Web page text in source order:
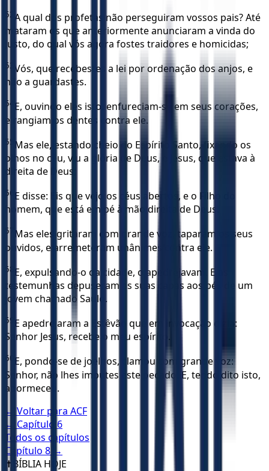
52 A qual dos profetas não perseguiram vossos pais? Até
mataram os que anteriormente anunciaram a vinda do
Justo, do qual vós agora fostes traidores e homicidas;
53 Vós, que recebestes a lei por ordenação dos anjos, e
não a guardastes.
54 E, ouvindo eles isto, enfureciam-se em seus corações,
e rangiam os dentes contra ele.
55 Mas ele, estando cheio do Espírito Santo, fixando os
olhos no céu, viu a glória de Deus, e Jesus, que estava à
direita de Deus;
56 E disse: Eis que vejo os céus abertos, e o Filho do
homem, que está em pé à mão direita de Deus.
57 Mas eles gritaram com grande voz, taparam os seus
ouvidos, e arremeteram unânimes contra ele.
58 E, expulsando-o da cidade, o apedrejavam. E as
testemunhas depuseram as suas capas aos pés de um
jovem chamado Saulo.
59 E apedrejaram a Estêvão que em invocação dizia:
Senhor Jesus, recebe o meu espírito.
60 E, pondo-se de joelhos, clamou com grande voz:
Senhor, não lhes imputes este pecado. E, tendo dito isto,
adormeceu.
← Voltar para ACF
← Capítulo 6
Todos os capítulos
Capítulo 8 →
✝️ BÍBLIA HOJE